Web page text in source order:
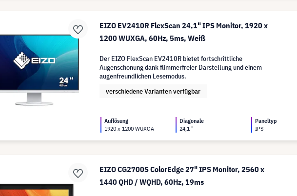
EIZO EV2410R FlexScan 24,1" IPS Monitor, 1920 x
1200 WUXGA, 60Hz, 5ms, Weiß
Der EIZO FlexScan EV2410R bietet fortschrittliche
Augenschonung dank flimmerfreier Darstellung und einem
augenfreundlichen Lesemodus.
verschiedene Varianten verfügbar
Auflösung
1920 x 1200 WUXGA
Diagonale
24,1 "
Paneltyp
IPS
EIZO CG2700S ColorEdge 27" IPS Monitor, 2560 x
1440 QHD / WQHD, 60Hz, 19ms